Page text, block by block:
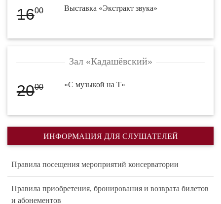
1600 Выставка «Экстракт звука»
Зал «Кадашёвский»
2000 «С музыкой на Т»
ИНФОРМАЦИЯ ДЛЯ СЛУШАТЕЛЕЙ
Правила посещения мероприятий консерватории
Правила приобретения, бронирования и возврата билетов
и абонементов